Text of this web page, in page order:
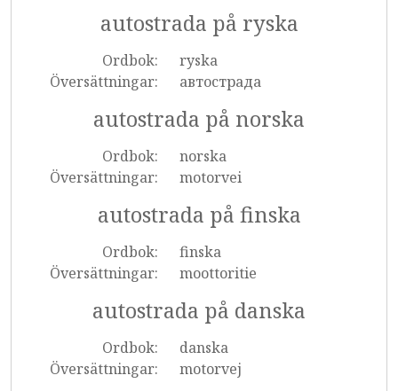
autostrada på ryska
Ordbok:
ryska
Översättningar:
автострада
autostrada på norska
Ordbok:
norska
Översättningar:
motorvei
autostrada på finska
Ordbok:
finska
Översättningar:
moottoritie
autostrada på danska
Ordbok:
danska
Översättningar:
motorvej